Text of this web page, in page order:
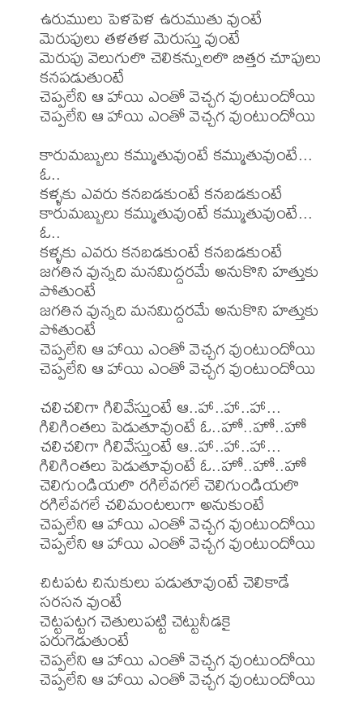
ఉరుములు పెళపెళ ఉరుముతు వుంటే
మెరుపులు తళతళ మెరుస్తు వుంటే
మెరుపు వెలుగులొ చెలికన్నులలొ బిత్తర చూపులు
కనపడుతుంటే
చెప్పలేని ఆ హాయి ఎంతో వెచ్చగ వుంటుందోయి
చెప్పలేని ఆ హాయి ఎంతో వెచ్చగ వుంటుందోయి
కారుమబ్బులు కమ్ముతువుంటే కమ్ముతువుంటే...
ఓ..
కళ్ళకు ఎవరు కనబడకుంటే కనబడకుంటే
కారుమబ్బులు కమ్ముతువుంటే కమ్ముతువుంటే...
ఓ..
కళ్ళకు ఎవరు కనబడకుంటే కనబడకుంటే
జగతిన వున్నది మనమిద్దరమే అనుకొని హత్తుకు
పోతుంటే
జగతిన వున్నది మనమిద్దరమే అనుకొని హత్తుకు
పోతుంటే
చెప్పలేని ఆ హాయి ఎంతో వెచ్చగ వుంటుందోయి
చెప్పలేని ఆ హాయి ఎంతో వెచ్చగ వుంటుందోయి
చలిచలిగా గిలివేస్తుంటే ఆ..హా..హా..హా...
గిలిగింతలు పెడుతూవుంటే ఓ..హో..హో..హో
చలిచలిగా గిలివేస్తుంటే ఆ..హా..హా..హా...
గిలిగింతలు పెడుతూవుంటే ఓ..హో..హో..హో
చెలిగుండియలొ రగిలేవగలే చెలిగుండియలొ
రగిలేవగలే చలిమంటలుగా అనుకుంటే
చెప్పలేని ఆ హాయి ఎంతో వెచ్చగ వుంటుందోయి
చెప్పలేని ఆ హాయి ఎంతో వెచ్చగ వుంటుందోయి
చిటపట చినుకులు పడుతూవుంటే చెలికాడే
సరసన వుంటే
చెట్టపట్టగ చెతులుపట్టి చెట్టునీడకై
పరుగెడుతుంటే
చెప్పలేని ఆ హాయి ఎంతో వెచ్చగ వుంటుందోయి
చెప్పలేని ఆ హాయి ఎంతో వెచ్చగ వుంటుందోయి